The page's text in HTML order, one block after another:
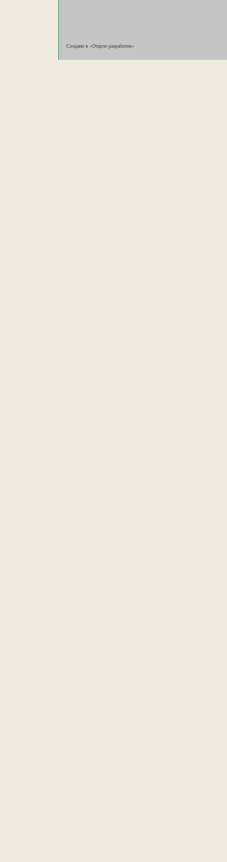
Создано в «Отделе разработок»